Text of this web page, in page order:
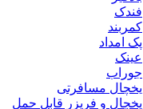
فندک
کمربند
پک امداد
عینک
جوراب
یخچال مسافرتی
یخچال و فریزر قابل حمل